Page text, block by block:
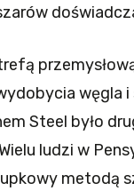
węgla
Steel było
ludzi w
metodą